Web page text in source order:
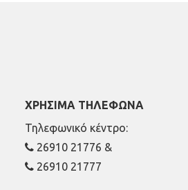
ΧΡΗΣΙΜΑ ΤΗΛΕΦΩΝΑ
Τηλεφωνικό κέντρο:
26910 21776 &
26910 21777